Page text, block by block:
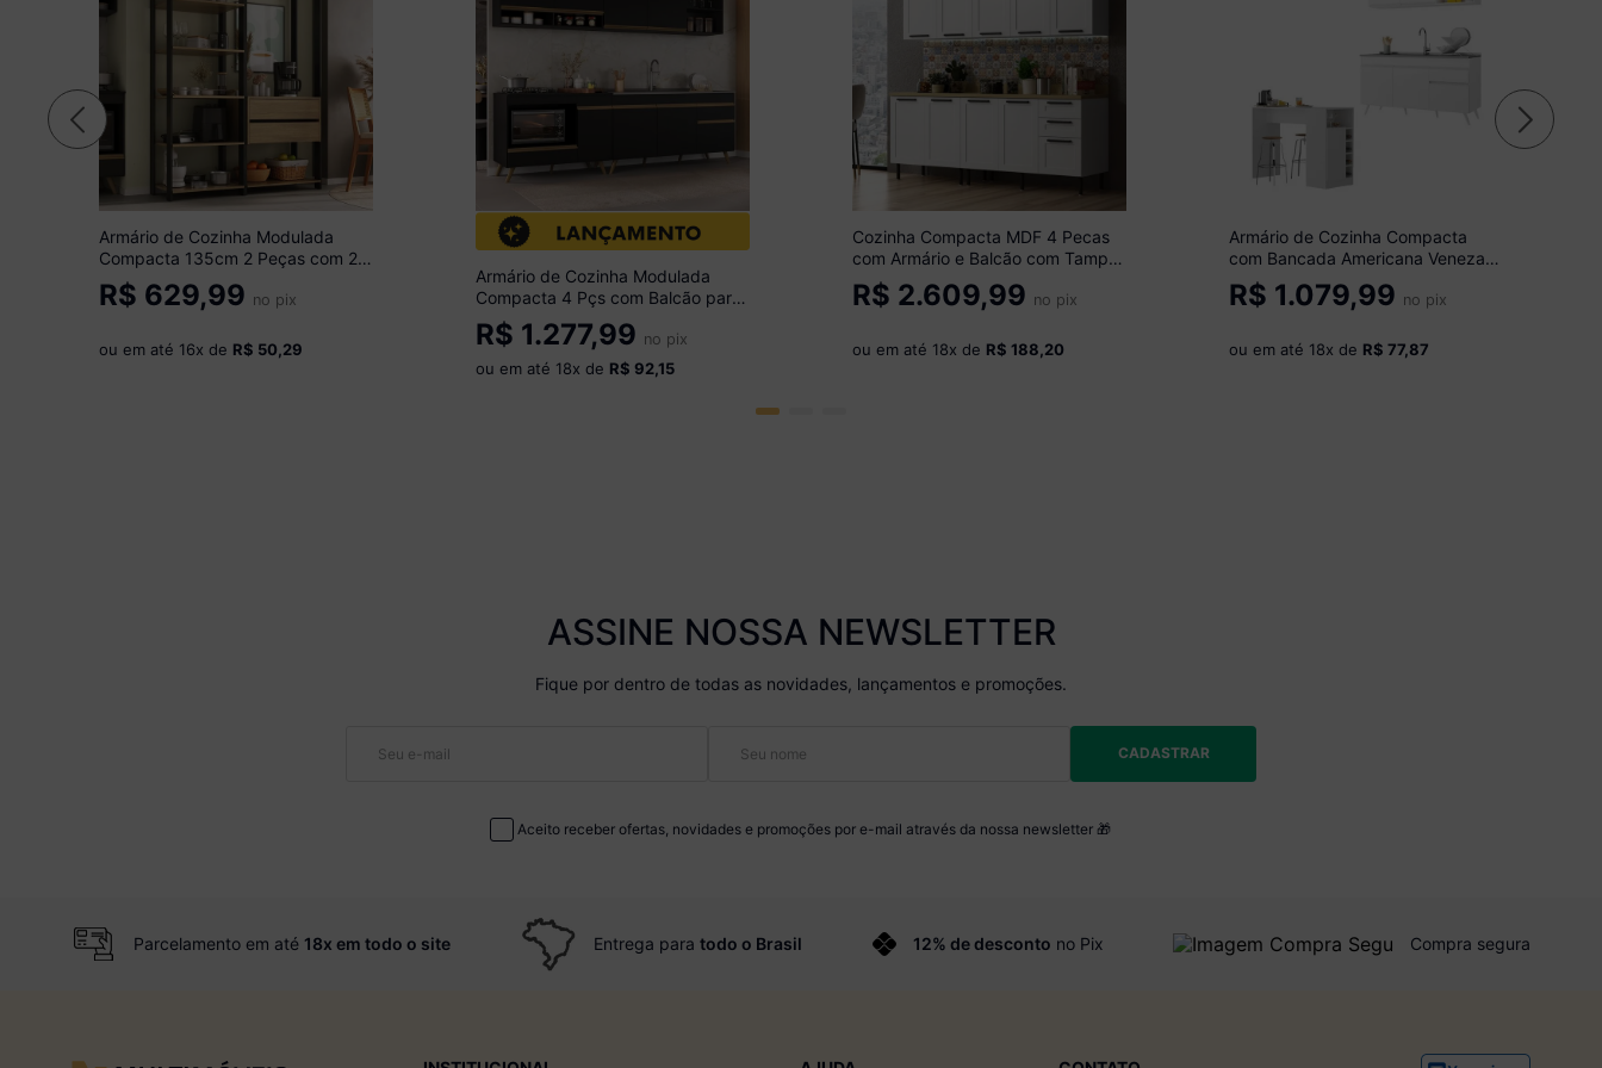
Armário de Cozinha Modulada
Compacta 135cm 2 Peças com 2
Gavetas Multimóveis MP2284
Preto/Madeirado
R$ 629,99 no pix
ou em até 16x de R$ 50,29
Armário de Cozinha Modulada
Compacta 4 Pçs com Balcão para
Cooktop Veneza Multimóveis
MP2261 Preto/Dourado
R$ 1.277,99 no pix
ou em até 18x de R$ 92,15
Cozinha Compacta MDF 4 Pecas
com Armário e Balcão com Tampo
Multimóveis CR20453
Branco/Carvalho Tropical
R$ 2.609,99 no pix
ou em até 18x de R$ 188,20
Armário de Cozinha Compacta
com Bancada Americana Veneza
Multimóveis MP2200 Branco
R$ 1.079,99 no pix
ou em até 18x de R$ 77,87
ASSINE NOSSA NEWSLETTER
Fique por dentro de todas as novidades, lançamentos e promoções.
CADASTRAR
Aceito receber ofertas, novidades e promoções por e-mail através da nossa newsletter 🎁
Parcelamento em até 18x em todo o site Entrega paratodo o Brasil 12% de desconto no Pix Compra segura